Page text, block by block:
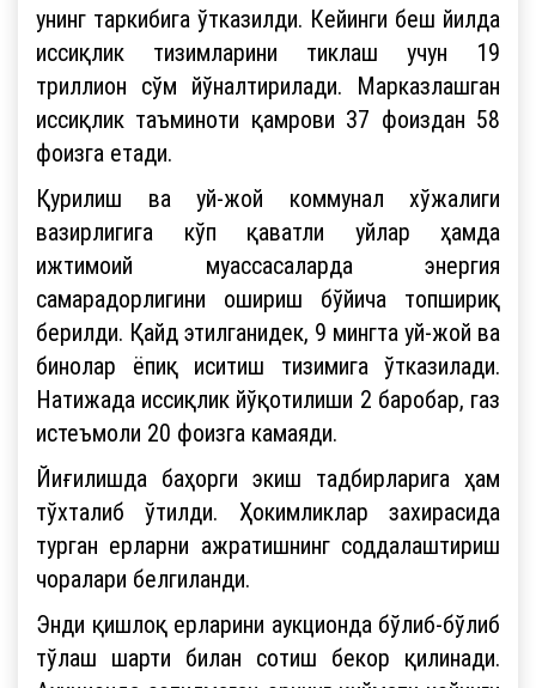
унинг таркибига ўтказилди. Кейинги беш йилда
иссиқлик тизимларини тиклаш учун 19
триллион сўм йўналтирилади. Марказлашган
иссиқлик таъминоти қамрови 37 фоиздан 58
фоизга етади.
Қурилиш ва уй-жой коммунал хўжалиги
вазирлигига кўп қаватли уйлар ҳамда
ижтимоий муассасаларда энергия
самарадорлигини ошириш бўйича топшириқ
берилди. Қайд этилганидек, 9 мингта уй-жой ва
бинолар ёпиқ иситиш тизимига ўтказилади.
Натижада иссиқлик йўқотилиши 2 баробар, газ
истеъмоли 20 фоизга камаяди.
Йиғилишда баҳорги экиш тадбирларига ҳам
тўхталиб ўтилди. Ҳокимликлар захирасида
турган ерларни ажратишнинг соддалаштириш
чоралари белгиланди.
Энди қишлоқ ерларини аукционда бўлиб-бўлиб
тўлаш шарти билан сотиш бекор қилинади.